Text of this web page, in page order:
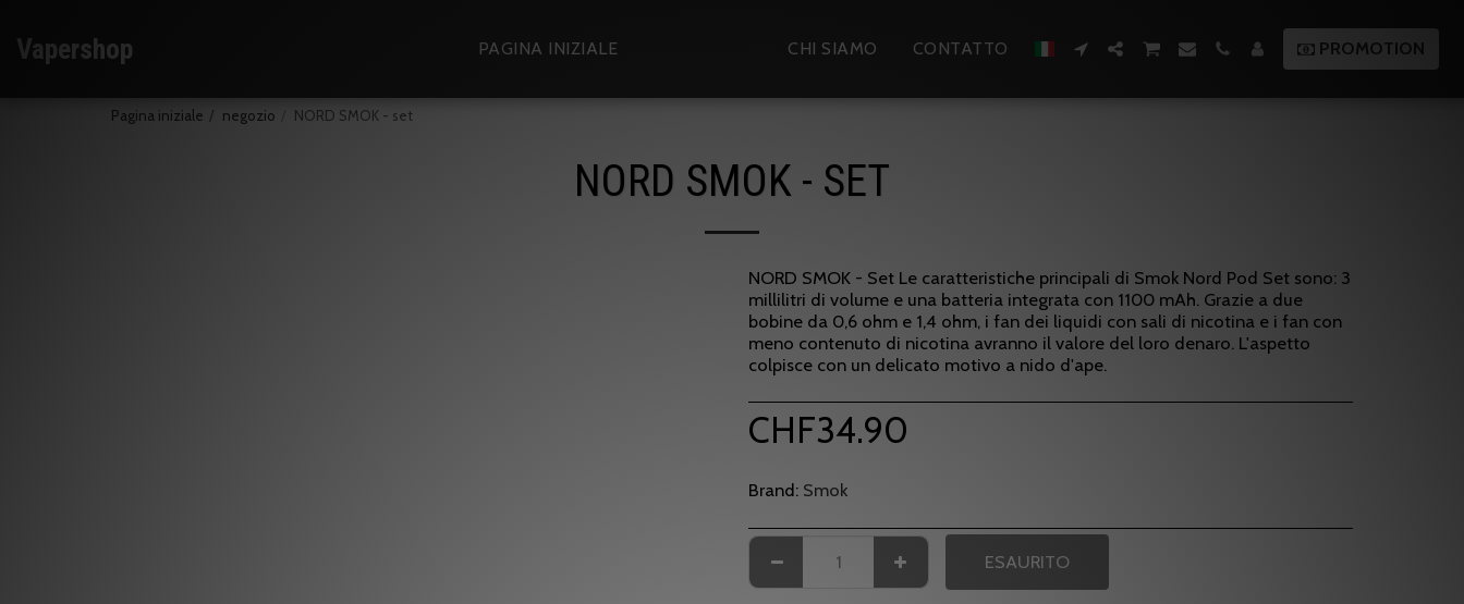
Vapershop PAGINA INIZIALE CHI SIAMO CONTATTO PROMOTION
Pagina iniziale negozio NORD SMOK - set
NORD SMOK - SET
NORD SMOK - Set Le caratteristiche principali di Smok Nord Pod Set sono: 3
millilitri di volume e una batteria integrata con 1100 mAh. Grazie a due
bobine da 0,6 ohm e 1,4 ohm, i fan dei liquidi con sali di nicotina e i fan con
meno contenuto di nicotina avranno il valore del loro denaro. L'aspetto
colpisce con un delicato motivo a nido d'ape.
CHF34.90
Brand: Smok
ESAURITO